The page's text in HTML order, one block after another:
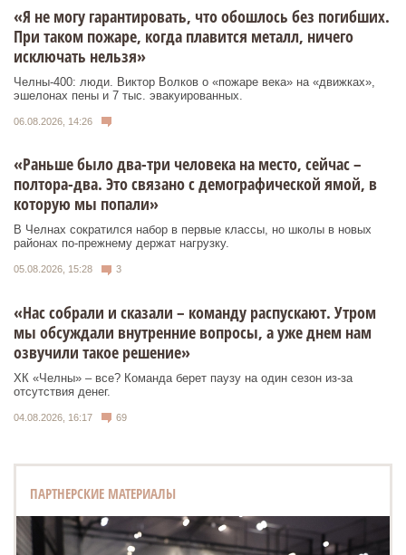
«Я не могу гарантировать, что обошлось без погибших.
При таком пожаре, когда плавится металл, ничего
исключать нельзя»
Челны-400: люди. Виктор Волков о «пожаре века» на «движках»,
эшелонах пены и 7 тыс. эвакуированных.
06.08.2026, 14:26
«Раньше было два-три человека на место, сейчас –
полтора-два. Это связано с демографической ямой, в
которую мы попали»
В Челнах сократился набор в первые классы, но школы в новых
районах по-прежнему держат нагрузку.
05.08.2026, 15:28 3
«Нас собрали и сказали – команду распускают. Утром
мы обсуждали внутренние вопросы, а уже днем нам
озвучили такое решение»
ХК «Челны» – все? Команда берет паузу на один сезон из-за
отсутствия денег.
04.08.2026, 16:17 69
ПАРТНЕРСКИЕ МАТЕРИАЛЫ